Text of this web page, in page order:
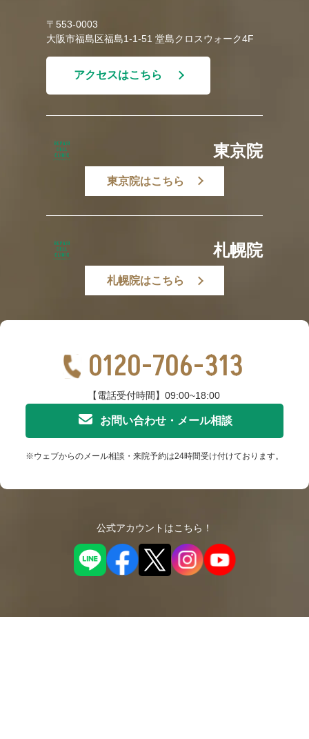
〒553-0003
大阪市福島区福島1-1-51 堂島クロスウォーク4F
アクセスはこちら
東京院
東京院はこちら
札幌院
札幌院はこちら
0120-706-313
【電話受付時間】09:00~18:00
お問い合わせ・メール相談
※ウェブからのメール相談・来院予約は24時間受け付けております。
公式アカウントはこちら！